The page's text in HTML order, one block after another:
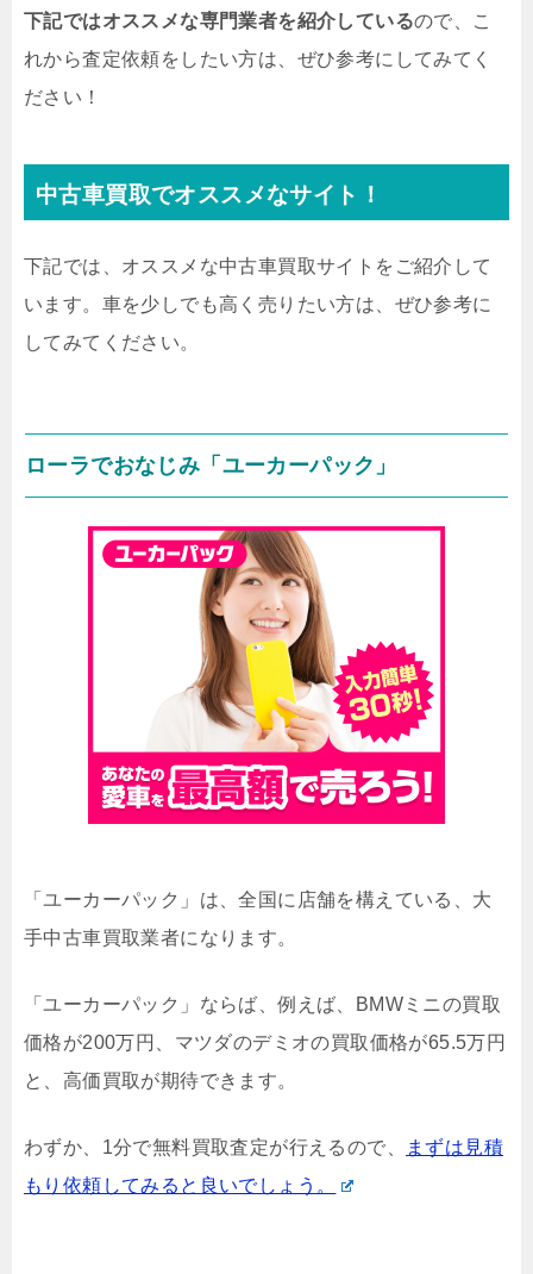
下記ではオススメな専門業者を紹介しているので、こ
れから査定依頼をしたい方は、ぜひ参考にしてみてく
ださい！
中古車買取でオススメなサイト！
下記では、オススメな中古車買取サイトをご紹介して
います。車を少しでも高く売りたい方は、ぜひ参考に
してみてください。
ローラでおなじみ「ユーカーパック」
「ユーカーパック」は、全国に店舗を構えている、大
手中古車買取業者になります。
「ユーカーパック」ならば、例えば、BMWミニの買取
価格が200万円、マツダのデミオの買取価格が65.5万円
と、高価買取が期待できます。
わずか、1分で無料買取査定が行えるので、
まずは見積
もり依頼してみると良いでしょう。